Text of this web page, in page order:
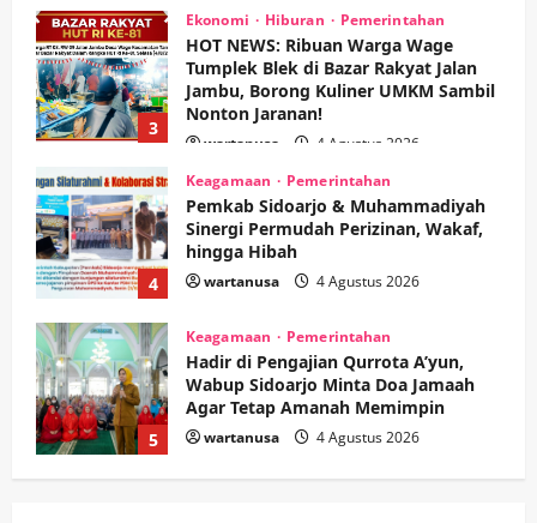
4
Keagamaan Pemerintahan
Pemkab Sidoarjo & Muhammadiyah
Sinergi Permudah Perizinan, Wakaf,
hingga Hibah
wartanusa 4 Agustus 2026
5
Keagamaan Pemerintahan
Hadir di Pengajian Qurrota A’yun,
Wabup Sidoarjo Minta Doa Jamaah
Agar Tetap Amanah Memimpin
wartanusa 4 Agustus 2026
1
Kesehatan Pembangunan
Pemerintahan
PANAS! Kalah Tender Proyek RSUD
Sibar Rp 9,9 M, Beranikah CV Tiga
Anugerah Utama Pertaruhkan
Jaminan Rp 100 Juta?
wartanusa 5 Agustus 2026